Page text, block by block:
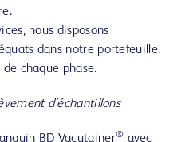
nous disposons
dans notre portefeuille.
chaque phase.
d’échantillons
BD Vacutainer® avec